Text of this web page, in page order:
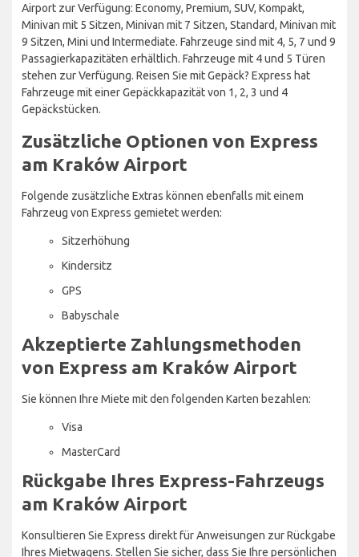
Airport zur Verfügung: Economy, Premium, SUV, Kompakt,
Minivan mit 5 Sitzen, Minivan mit 7 Sitzen, Standard, Minivan mit
9 Sitzen, Mini und Intermediate. Fahrzeuge sind mit 4, 5, 7 und 9
Passagierkapazitäten erhältlich. Fahrzeuge mit 4 und 5 Türen
stehen zur Verfügung. Reisen Sie mit Gepäck? Express hat
Fahrzeuge mit einer Gepäckkapazität von 1, 2, 3 und 4
Gepäckstücken.
Zusätzliche Optionen von Express
am Kraków Airport
Folgende zusätzliche Extras können ebenfalls mit einem
Fahrzeug von Express gemietet werden:
Sitzerhöhung
Kindersitz
GPS
Babyschale
Akzeptierte Zahlungsmethoden
von Express am Kraków Airport
Sie können Ihre Miete mit den folgenden Karten bezahlen:
Visa
MasterCard
Rückgabe Ihres Express-Fahrzeugs
am Kraków Airport
Konsultieren Sie Express direkt für Anweisungen zur Rückgabe
Ihres Mietwagens. Stellen Sie sicher, dass Sie Ihre persönlichen